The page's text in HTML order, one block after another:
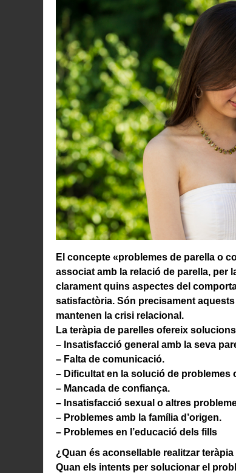
El concepte «problemes de parella o
associat amb la relació de parella, per
clarament quins aspectes del
satisfactòria. Són precisament
mantenen la crisi relacional.
La teràpia de parelles ofereix
– Insatisfacció general amb la seva
– Falta de comunicació.
– Dificultat en la solució de problemes
– Mancada de confiança.
– Insatisfacció sexual o altres
– Problemes amb la família d’origen.
– Problemes en l’educació dels fills
¿Quan és aconsellable realitzar teràpia
Quan els intents per solucionar el